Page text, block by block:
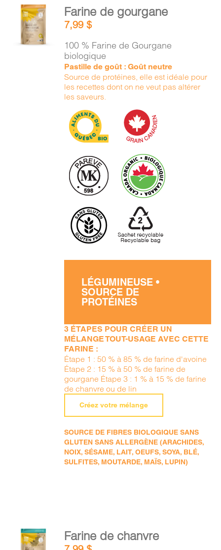
AJOUTER
AU
PANIER
Farine de gourgane
7,99$
100 % Farine de Gourgane
biologique
Pastille de goût : Goût neutre
Source de protéines, elle est idéale pour
les recettes dont on ne veut pas altérer
les saveurs.
LÉGUMINEUSE •
SOURCE DE
PROTÉINES
3 ÉTAPES POUR CRÉER UN
MÉLANGE TOUT-USAGE AVEC CETTE
FARINE :
Étape 1 : 50 % à 85 % de farine d'avoine
Étape 2 : 15 % à 50 % de farine de
gourgane Étape 3 : 1 % à 15 % de farine
de chanvre ou de lin
Créez votre mélange
SOURCE DE FIBRES BIOLOGIQUE SANS
GLUTEN SANS ALLERGÈNE (ARACHIDES,
NOIX, SÉSAME, LAIT, OEUFS, SOYA, BLÉ,
SULFITES, MOUTARDE, MAÏS, LUPIN)
AJOUTER
AU
Farine de chanvre